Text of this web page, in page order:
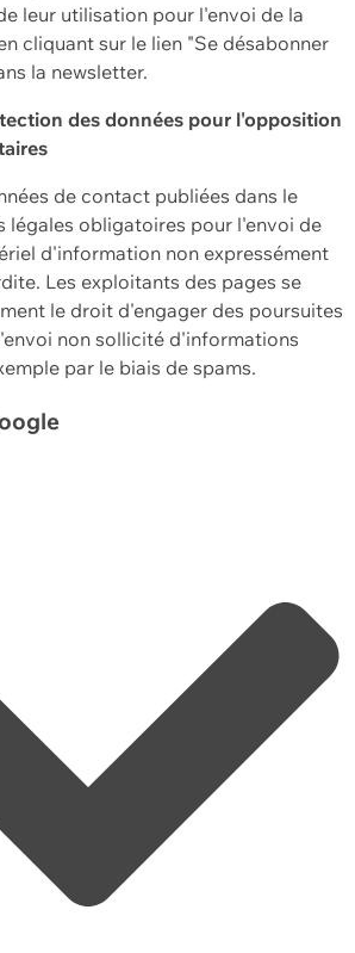
leur utilisation pour l'envoi de la
cliquant sur le lien "Se désabonner
la newsletter.
des données pour l'opposition
de contact publiées dans le
légales obligatoires pour l'envoi de
d'information non expressément
Les exploitants des pages se
le droit d'engager des poursuites
non sollicité d'informations
par le biais de spams.